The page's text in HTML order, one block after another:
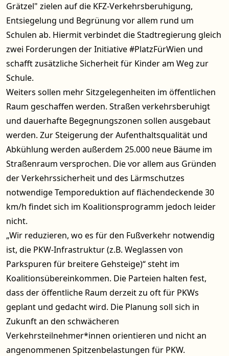
Grätzel" zielen auf die KFZ-Verkehrsberuhigung,
Entsiegelung und Begrünung vor allem rund um
Schulen ab. Hiermit verbindet die Stadtregierung gleich
zwei Forderungen der Initiative #PlatzFürWien und
schafft zusätzliche Sicherheit für Kinder am Weg zur
Schule.
Weiters sollen mehr Sitzgelegenheiten im öffentlichen
Raum geschaffen werden. Straßen verkehrsberuhigt
und dauerhafte Begegnungszonen sollen ausgebaut
werden. Zur Steigerung der Aufenthaltsqualität und
Abkühlung werden außerdem 25.000 neue Bäume im
Straßenraum versprochen. Die vor allem aus Gründen
der Verkehrssicherheit und des Lärmschutzes
notwendige Temporeduktion auf flächendeckende 30
km/h findet sich im Koalitionsprogramm jedoch leider
nicht.
„Wir reduzieren, wo es für den Fußverkehr notwendig
ist, die PKW-Infrastruktur (z.B. Weglassen von
Parkspuren für breitere Gehsteige)“ steht im
Koalitionsübereinkommen. Die Parteien halten fest,
dass der öffentliche Raum derzeit zu oft für PKWs
geplant und gedacht wird. Die Planung soll sich in
Zukunft an den schwächeren
Verkehrsteilnehmer*innen orientieren und nicht an
angenommenen Spitzenbelastungen für PKW.